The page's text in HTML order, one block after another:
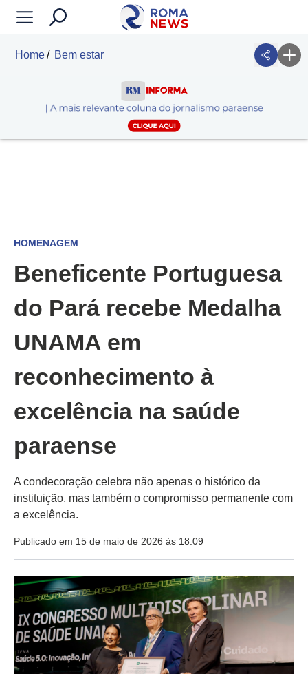
Home Bem estar
HOMENAGEM
Beneficente Portuguesa
do Pará recebe Medalha
UNAMA em
reconhecimento à
excelência na saúde
paraense
A condecoração celebra não apenas o histórico da
instituição, mas também o compromisso permanente com
a excelência.
Publicado em 15 de maio de 2026 às 18:09